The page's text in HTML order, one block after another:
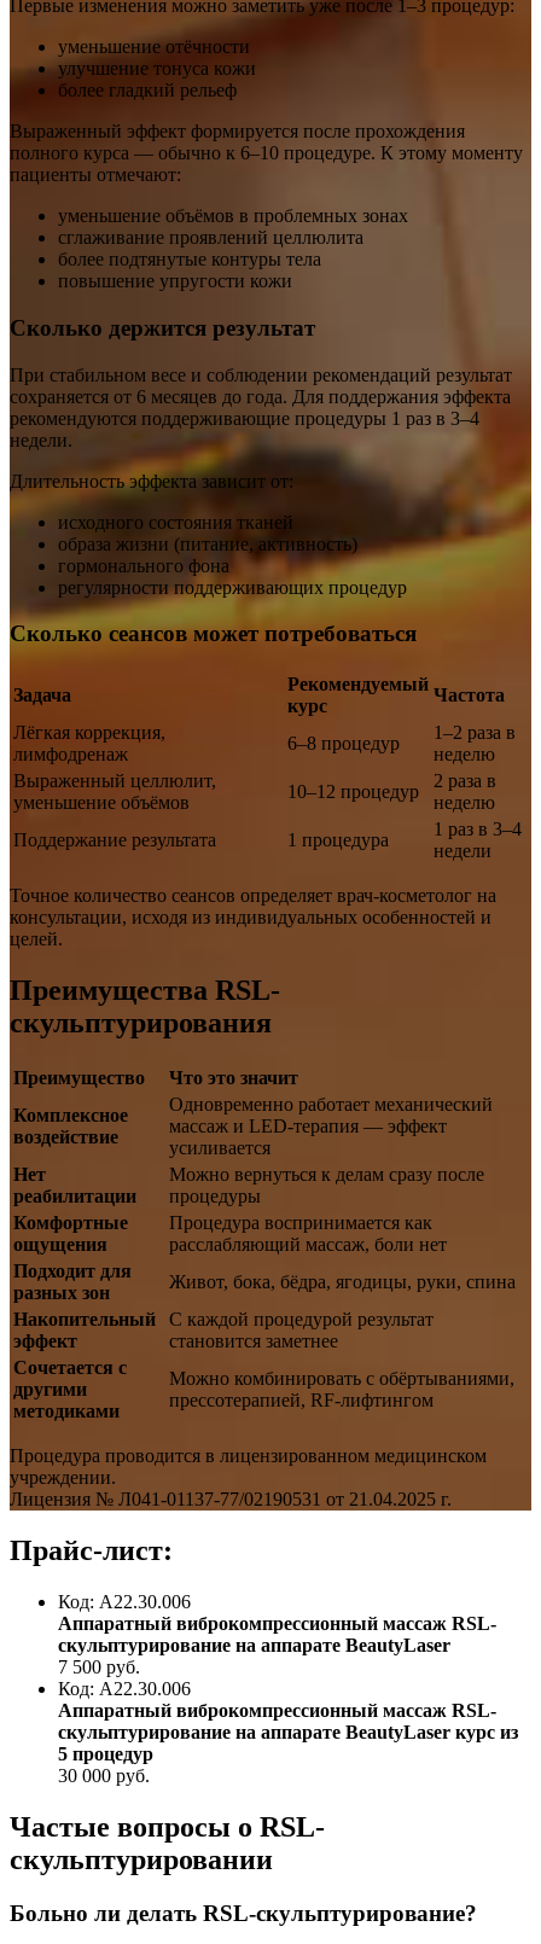
Первые изменения можно заметить уже после 1–3 процедур:
уменьшение отёчности
улучшение тонуса кожи
более гладкий рельеф
Выраженный эффект формируется после прохождения
полного курса — обычно к 6–10 процедуре. К этому моменту
пациенты отмечают:
уменьшение объёмов в проблемных зонах
сглаживание проявлений целлюлита
более подтянутые контуры тела
повышение упругости кожи
Сколько держится результат
При стабильном весе и соблюдении рекомендаций результат
сохраняется от 6 месяцев до года. Для поддержания эффекта
рекомендуются поддерживающие процедуры 1 раз в 3–4
недели.
Длительность эффекта зависит от:
исходного состояния тканей
образа жизни (питание, активность)
гормонального фона
регулярности поддерживающих процедур
Сколько сеансов может потребоваться
Задача
Рекомендуемый
курс
Частота
Лёгкая коррекция,
лимфодренаж
6–8 процедур
1–2 раза в
неделю
Выраженный целлюлит,
уменьшение объёмов
10–12 процедур
2 раза в
неделю
Поддержание результата
1 процедура
1 раз в 3–4
недели
Точное количество сеансов определяет врач-косметолог на
консультации, исходя из индивидуальных особенностей и
целей.
Преимущества RSL-
скульптурирования
Преимущество
Что это значит
Комплексное
воздействие
Одновременно работает механический
массаж и LED-терапия — эффект
усиливается
Нет
реабилитации
Можно вернуться к делам сразу после
процедуры
Комфортные
ощущения
Процедура воспринимается как
расслабляющий массаж, боли нет
Подходит для
разных зон
Живот, бока, бёдра, ягодицы, руки, спина
Накопительный
эффект
С каждой процедурой результат
становится заметнее
Сочетается с
другими
методиками
Можно комбинировать с обёртываниями,
прессотерапией, RF-лифтингом
Процедура проводится в лицензированном медицинском
учреждении.
Лицензия № Л041-01137-77/02190531 от 21.04.2025 г.
Прайс-лист:
Код: A22.30.006
Аппаратный виброкомпрессионный массаж RSL-
скульптурирование на аппарате BeautyLaser
7 500 руб.
Код: A22.30.006
Аппаратный виброкомпрессионный массаж RSL-
скульптурирование на аппарате BeautyLaser курс из
5 процедур
30 000 руб.
Частые вопросы о RSL-
скульптурировании
Больно ли делать RSL-скульптурирование?